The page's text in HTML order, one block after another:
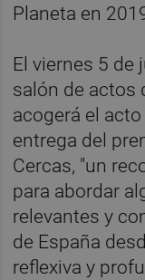
Planeta en
El viernes 5 de
salón de actos
acogerá el
entrega del
Cercas, "un
para abordar
relevantes y
de España
reflexiva y